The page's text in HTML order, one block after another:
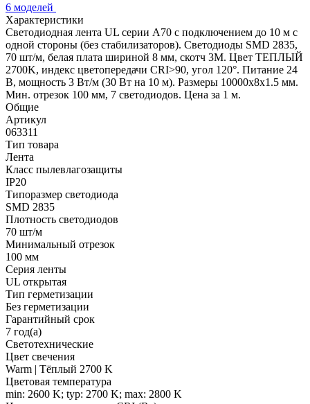
6 моделей
Характеристики
Светодиодная лента UL серии A70 с подключением до 10 м с
одной стороны (без стабилизаторов). Светодиоды SMD 2835,
70 шт/м, белая плата шириной 8 мм, скотч 3M. Цвет ТЕПЛЫЙ
2700K, индекс цветопередачи CRI>90, угол 120°. Питание 24
В, мощность 3 Вт/м (30 Вт на 10 м). Размеры 10000x8x1.5 мм.
Мин. отрезок 100 мм, 7 светодиодов. Цена за 1 м.
Общие
Артикул
063311
Тип товара
Лента
Класс пылевлагозащиты
IP20
Типоразмер светодиода
SMD 2835
Плотность светодиодов
70 шт/м
Минимальный отрезок
100 мм
Серия ленты
UL открытая
Тип герметизации
Без герметизации
Гарантийный срок
7 год(а)
Светотехнические
Цвет свечения
Warm | Тёплый 2700 K
Цветовая температура
min: 2600 K; typ: 2700 K; max: 2800 K